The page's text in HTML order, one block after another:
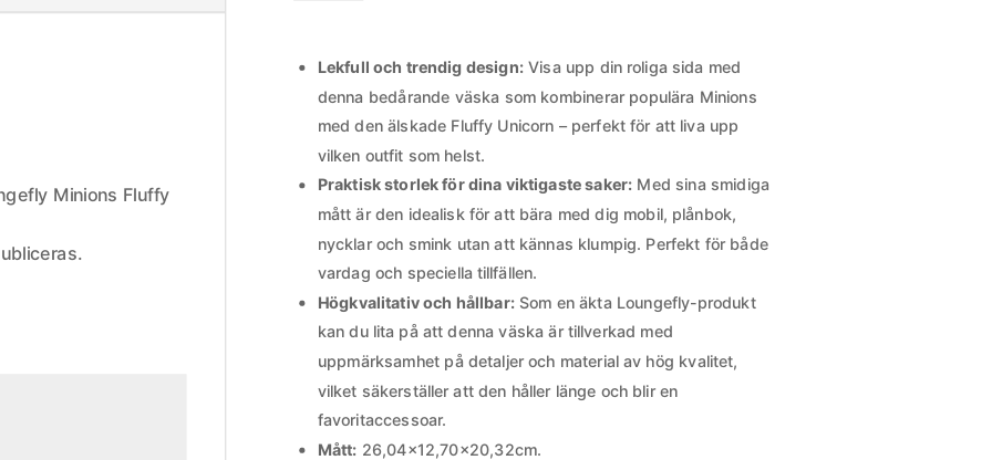
Minions Fluffy
Lekfull och trendig design: Visa upp din roliga sida med
denna bedårande väska som kombinerar populära Minions
med den älskade Fluffy Unicorn – perfekt för att liva upp
vilken outfit som helst.
Praktisk storlek för dina viktigaste saker: Med sina smidiga
mått är den idealisk för att bära med dig mobil, plånbok,
nycklar och smink utan att kännas klumpig. Perfekt för både
vardag och speciella tillfällen.
Högkvalitativ och hållbar:Som en äkta Loungefly-produkt
kan du lita på att denna väska är tillverkad med
uppmärksamhet på detaljer och material av hög kvalitet,
vilket säkerställer att den håller länge och blir en
favoritaccessoar.
Mått: 26,04×12,70×20,32cm.